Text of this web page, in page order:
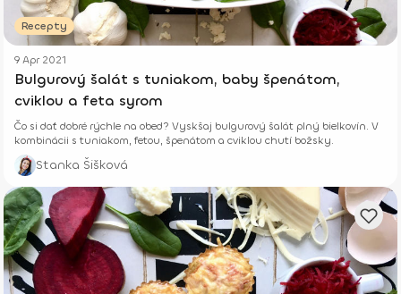
Recepty
9 Apr 2021
Bulgurový šalát s tuniakom, baby špenátom,
cviklou a feta syrom
Čo si dať dobré rýchle na obed? Vyskšaj bulgurový šalát plný bielkovín. V
kombinácii s tuniakom, fetou, špenátom a cviklou chutí božsky.
Stanka Šišková